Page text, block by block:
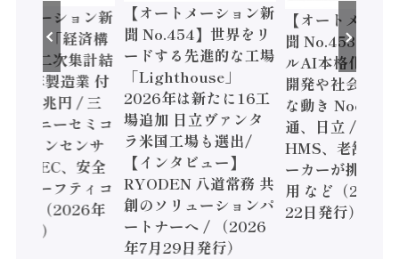
トメーション新
】「経済構
調査二次集計結
年製造業 付
額86兆円 / 三
とソニーセミコ
ジョンセンサ
/ IDEC、安全
すセーフティコ
ーラ（2026年
発行）
【オートメーション新
聞 No.454】世界をリ
ードする先進的な工場
「Lighthouse」
2026年は新たに16工
場追加 日立ヴァンタ
ラ米国工場も選出/
【インタビュー】
RYODEN 八道常務 共
創のソリューションパ
ートナーへ / （2026
年7月29日発行）
【オートメーシ
聞 No.453】フ
ルAI本格化へ
開発や社会実装
な動き Noetra
通、日立 / 兵神
HMS、老舗ポ
ーカーが挑むデ
用 など（2026
22日発行）